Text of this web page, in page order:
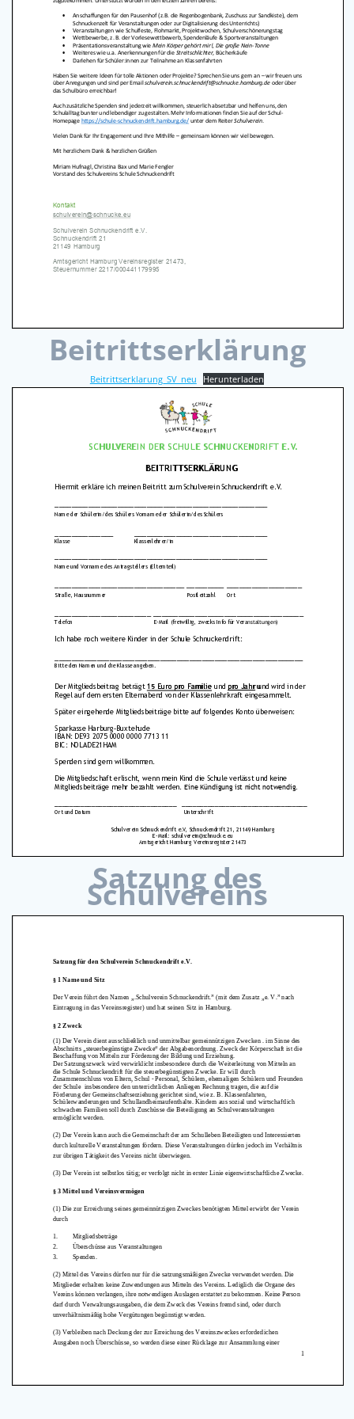
Beitrittserklärung
Beitrittserklarung_SV_neu Herunterladen
Satzung des
Schulvereins